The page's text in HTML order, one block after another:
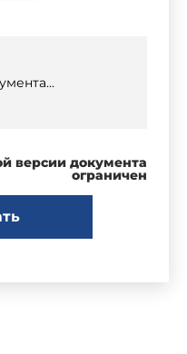
версии документа
ограничен